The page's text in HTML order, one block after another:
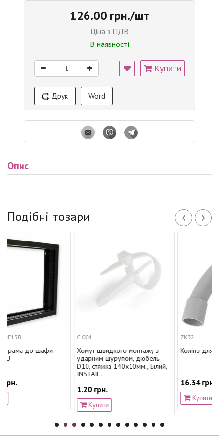
126.00 грн./шт
Ціна з ПДВ
В наявності
Купити
Друк Word
Опис
Подібні товари ‹ ›
шафи
Хомут швидкого монтажу з
ударним шурупом, дюбель
D10, стяжка 140х10мм., Білий,
Коліно для труби
16.34 грн.